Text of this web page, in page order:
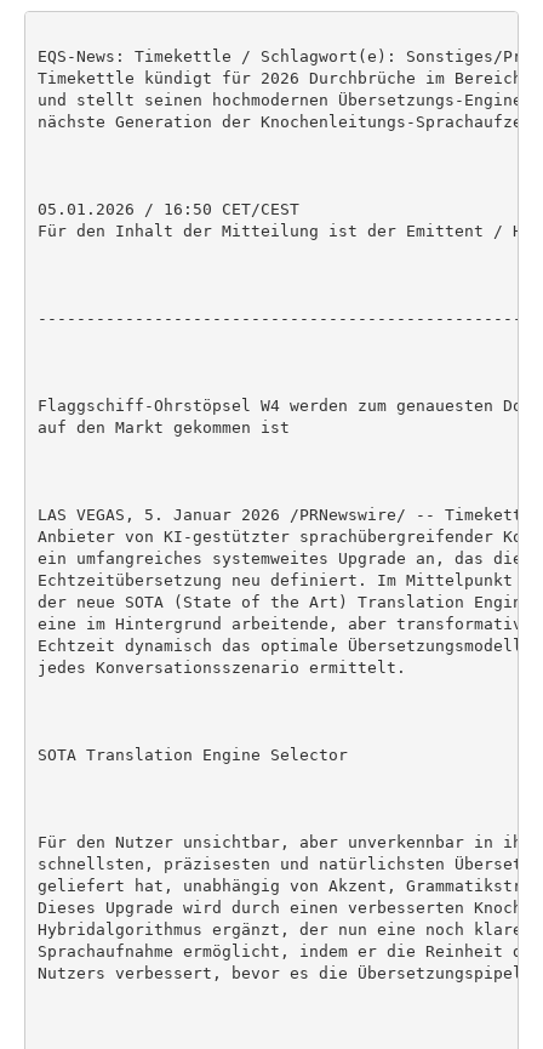
EQS-News: Timekettle / Schlagwort(e): Sonstiges/
Timekettle kündigt für 2026 Durchbrüche im Bereich
und stellt seinen hochmodernen Übersetzungs-
nächste Generation der Knochenleitungs-
05.01.2026 / 16:50 CET/CEST
Für den Inhalt der Mitteilung ist der Emittent /
Flaggschiff-Ohrstöpsel W4 werden zum genauesten
auf den Markt gekommen ist
LAS VEGAS, 5. Januar 2026 /PRNewswire/ --
Anbieter von KI-gestützter sprachübergreifender
ein umfangreiches systemweites Upgrade an, das die
Echtzeitübersetzung neu definiert. Im Mittelpunkt
der neue SOTA (State of the Art) Translation
eine im Hintergrund arbeitende, aber
Echtzeit dynamisch das optimale Übersetzungsmodell
jedes Konversationsszenario ermittelt.
SOTA Translation Engine Selector
Für den Nutzer unsichtbar, aber unverkennbar in
schnellsten, präzisesten und natürlichsten
geliefert hat, unabhängig von Akzent,
Dieses Upgrade wird durch einen verbesserten
Hybridalgorithmus ergänzt, der nun eine noch klarere
Sprachaufnahme ermöglicht, indem er die Reinheit
Nutzers verbessert, bevor es die